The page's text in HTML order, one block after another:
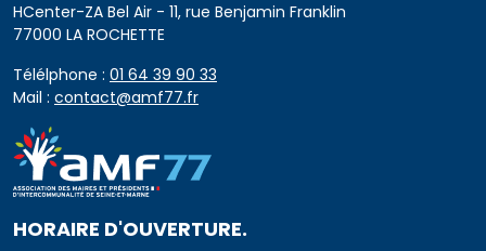
HCenter-ZA Bel Air - 11, rue Benjamin Franklin
77000 LA ROCHETTE
Télélphone : 01 64 39 90 33
Mail : contact@amf77.fr
HORAIRE D'OUVERTURE.